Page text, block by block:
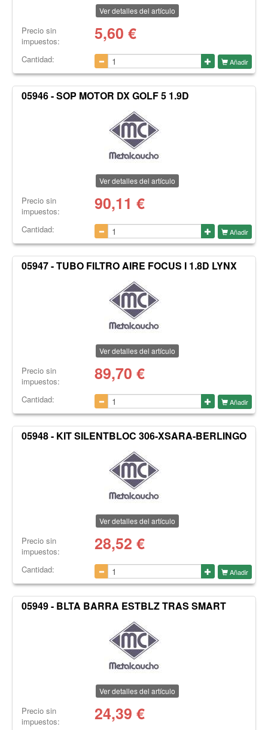
Ver detalles del artículo
Precio sin
impuestos:
5,60 €
Cantidad: Añadir
05946 - SOP MOTOR DX GOLF 5 1.9D
Ver detalles del artículo
Precio sin
impuestos:
90,11 €
Cantidad: Añadir
05947 - TUBO FILTRO AIRE FOCUS I 1.8D LYNX
Ver detalles del artículo
Precio sin
impuestos:
89,70 €
Cantidad: Añadir
05948 - KIT SILENTBLOC 306-XSARA-BERLINGO
Ver detalles del artículo
Precio sin
impuestos:
28,52 €
Cantidad: Añadir
05949 - BLTA BARRA ESTBLZ TRAS SMART
Ver detalles del artículo
Precio sin
impuestos:
24,39 €